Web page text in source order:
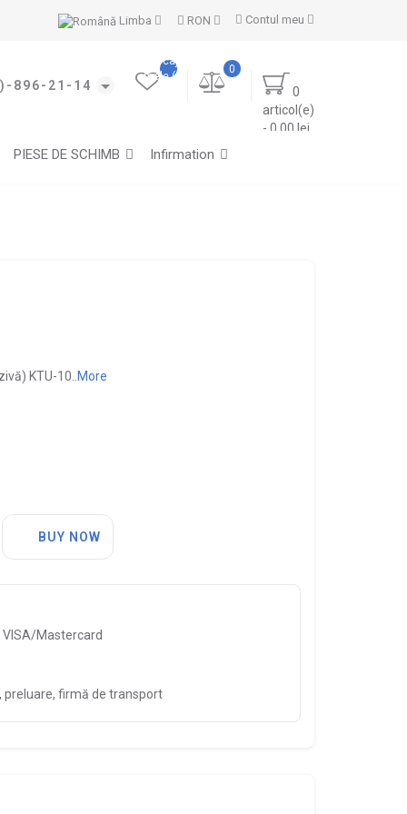
Contul meu
RON
Limba
896-21-14
0
articol(e)
- 0.00 lei
0
Marcajele
mele (0)
PIESE DE SCHIMB Infirmation
KTU-10.. More
BUY NOW
Mastercard
preluare, firmă de transport